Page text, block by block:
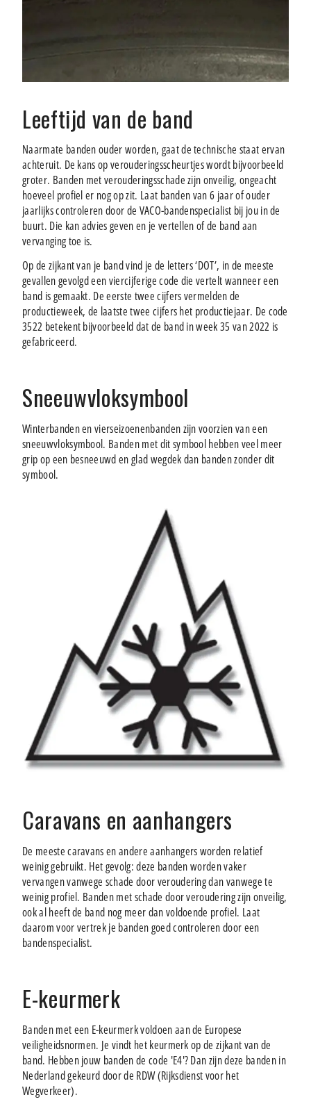
Leeftijd van de band
Naarmate banden ouder worden, gaat de technische staat ervan
achteruit. De kans op verouderingsscheurtjes wordt bijvoorbeeld
groter. Banden met verouderingsschade zijn onveilig, ongeacht
hoeveel profiel er nog op zit. Laat banden van 6 jaar of ouder
jaarlijks controleren door de VACO-bandenspecialist bij jou in de
buurt. Die kan advies geven en je vertellen of de band aan
vervanging toe is.
Op de zijkant van je band vind je de letters ‘DOT’, in de meeste
gevallen gevolgd een viercijferige code die vertelt wanneer een
band is gemaakt. De eerste twee cijfers vermelden de
productieweek, de laatste twee cijfers het productiejaar. De code
3522 betekent bijvoorbeeld dat de band in week 35 van 2022 is
gefabriceerd.
Sneeuwvloksymbool
Winterbanden en vierseizoenenbanden zijn voorzien van een
sneeuwvloksymbool. Banden met dit symbool hebben veel meer
grip op een besneeuwd en glad wegdek dan banden zonder dit
symbool.
Caravans en aanhangers
De meeste caravans en andere aanhangers worden relatief
weinig gebruikt. Het gevolg: deze banden worden vaker
vervangen vanwege schade door veroudering dan vanwege te
weinig profiel. Banden met schade door veroudering zijn onveilig,
ook al heeft de band nog meer dan voldoende profiel. Laat
daarom voor vertrek je banden goed controleren door een
bandenspecialist.
E-keurmerk
Banden met een E-keurmerk voldoen aan de Europese
veiligheidsnormen. Je vindt het keurmerk op de zijkant van de
band. Hebben jouw banden de code 'E4'? Dan zijn deze banden in
Nederland gekeurd door de RDW (Rijksdienst voor het
Wegverkeer).